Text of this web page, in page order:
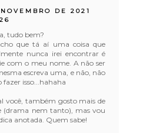
DE 2021
tudo bem?
que tá aí uma coisa que
nunca irei encontrar é
com o meu nome. A não ser
escreva uma, e não, não
fazer isso...hahaha
você, também gosto mais de
(drama nem tanto), mas vou
anotada. Quem sabe!